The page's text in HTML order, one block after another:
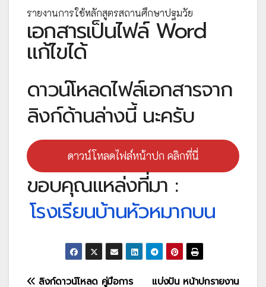
รายงานการใช้หลักสูตรสถานศึกษาปฐมวัย
เอกสารเป็นไฟล์ Word
แก้ไขได้
ดาวน์โหลดไฟล์เอกสารจาก
ลิงก์ด้านล่างนี้ นะครับ
ดาวน์โหลดไฟล์หน้าปก คลิกที่นี่
ขอบคุณแหล่งที่มา :
โรงเรียนบ้านหัวหมากบน
แบ่งปัน หน้าปกรายงาน
ลิงก์ดาวน์โหลด คู่มือการ